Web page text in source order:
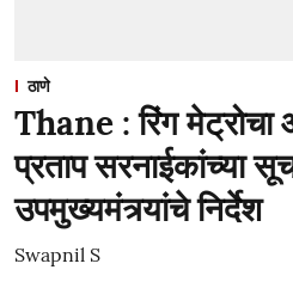
ठाणे
Thane : रिंग मेट्रोचा
प्रताप सरनाईकांच्या
उपमुख्यमंत्र्यांचे निर्देश
Swapnil S